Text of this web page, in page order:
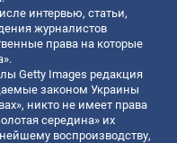
интервью, статьи,
журналистов
права на которые
Getty Images редакция
законом Украины
никто не имеет права
середина» их
воспроизводству,